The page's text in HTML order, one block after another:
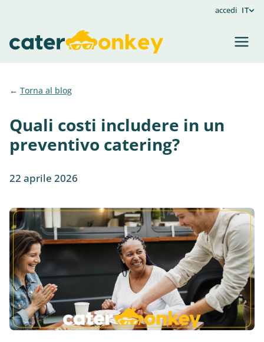
accedi IT
Torna al blog
Quali costi includere in un
preventivo catering?
22 aprile 2026